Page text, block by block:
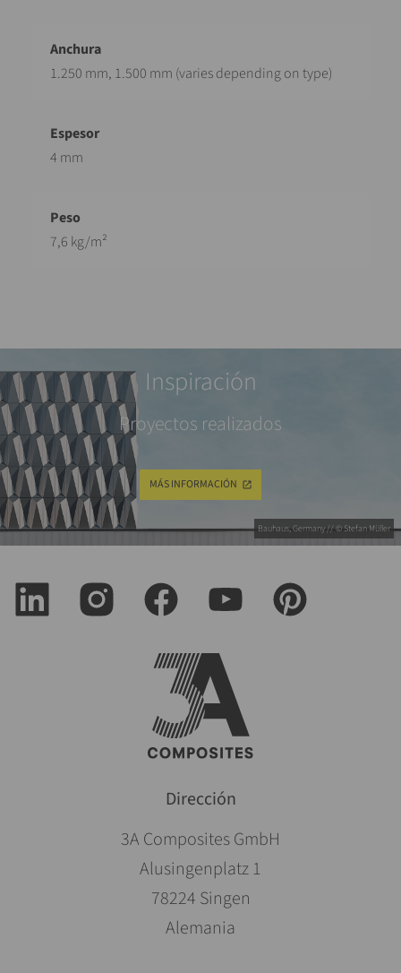
1.250 mm, 1.500 mm (varies depending on type)
4 mm
7,6 kg/m²
Bauhaus, Germany // © Stefan Müller
Inspiración
Proyectos realizados
MÁS INFORMACIÓN
Dirección
3A Composites GmbH
Alusingenplatz 1
78224 Singen
Alemania